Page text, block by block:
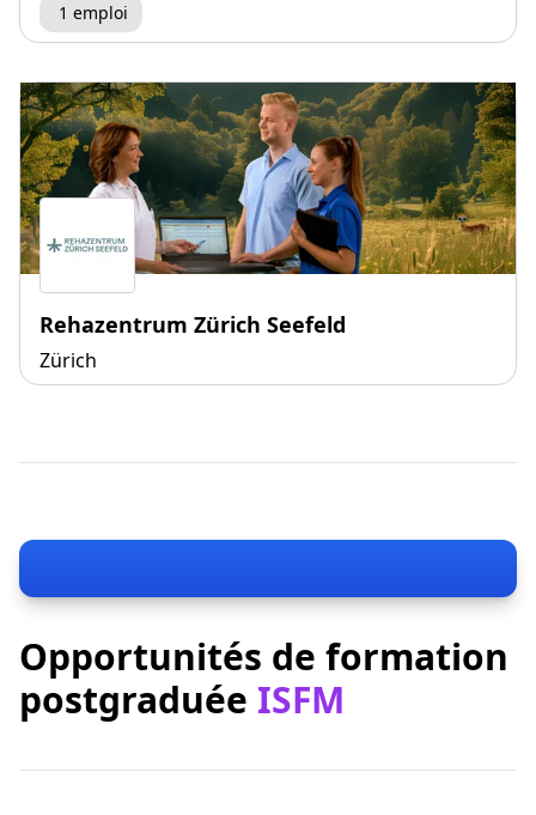
1 emploi
Rehazentrum Zürich Seefeld
Zürich
Opportunités de formation
postgraduée ISFM